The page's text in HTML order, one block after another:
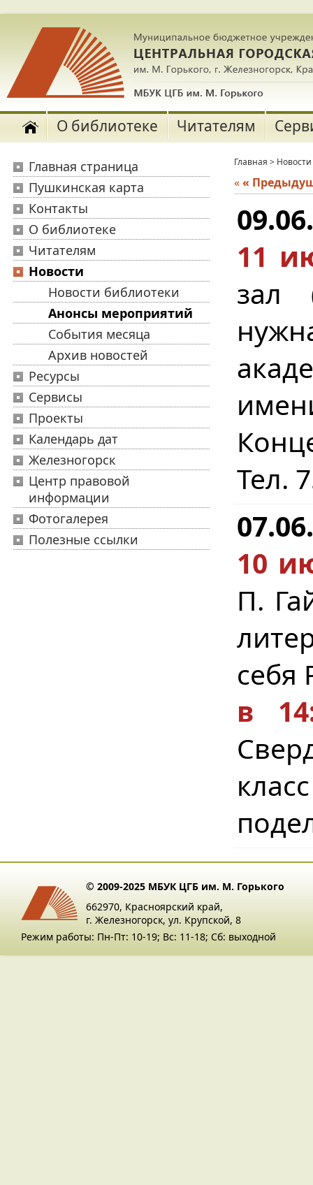
О библиотеке Читателям
Главная страница
Пушкинская карта
Контакты
О библиотеке
Читателям
Новости
Новости библиотеки
Анонсы мероприятий
События месяца
Архив новостей
Ресурсы
Сервисы
Проекты
Календарь дат
Железногорск
Центр правовой
информации
Фотогалерея
Полезные ссылки
Главная > Новости
««
11
зал
Тел.
10
П.
себя
в
© 2009-2025 МБУК ЦГБ им. М. Горького
662970, Красноярский край,
г. Железногорск, ул. Крупской, 8
Режим работы: Пн-Пт: 10-19; Вс: 11-18; Сб: выходной